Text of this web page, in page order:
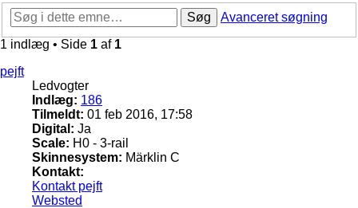
Søg
Avanceret søgning
1 indlæg • Side 1 af 1
pejft
Ledvogter
Indlæg: 186
Tilmeldt: 01 feb 2016, 17:58
Digital: Ja
Scale: H0 - 3-rail
Skinnesystem: Märklin C
Kontakt:
Kontakt pejft
Websted